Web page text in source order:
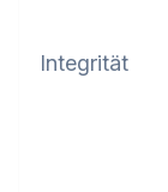
Integrität